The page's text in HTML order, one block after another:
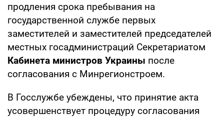
продления срока пребывания на
государственной службе первых
заместителей и заместителей председателей
местных госадминистраций Секретариатом
Кабинета министров Украины после
согласования с Минрегионстроем.
В Госслужбе убеждены, что принятие акта
усовершенствует процедуру согласования